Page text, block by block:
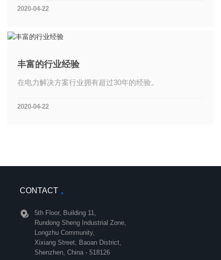
2020-04-22
丰富的行业经验
在电力解决方案行业拥有超过30年的经验。
2020-04-22
CONTACT
5th Floor, Building 11,
Rundong Sheng Industrial Zone,
Longzhu Community,
Xixiang Street, Baoan District,
Shenzhen, China - 518126